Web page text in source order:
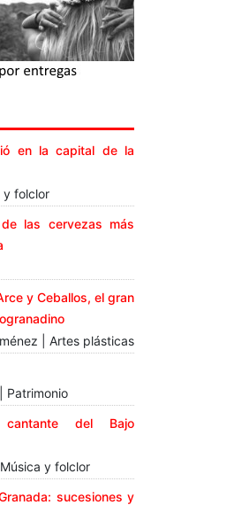
en la capital de la
y folclor
las cervezas más
y Ceballos, el gran
| Artes plásticas
Patrimonio
del Bajo
y folclor
sucesiones y